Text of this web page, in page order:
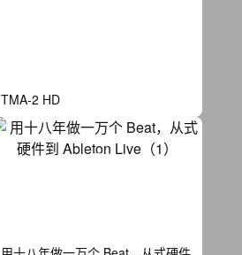
TMA-2 HD